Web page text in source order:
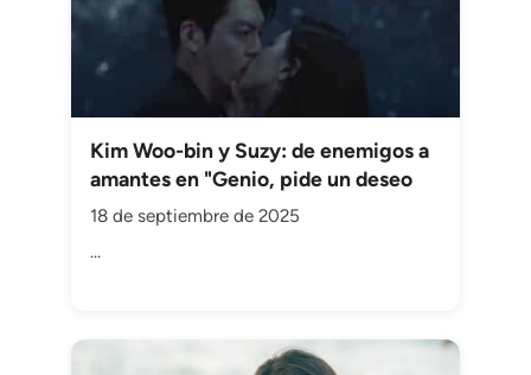
Kim Woo-bin y Suzy: de enemigos a
amantes en "Genio, pide un deseo
18 de septiembre de 2025
...